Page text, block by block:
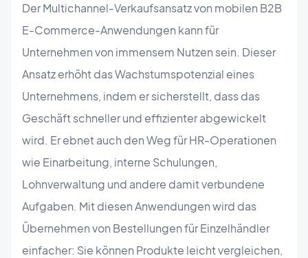
Der Multichannel-Verkaufsansatz von mobilen B2B
E-Commerce-Anwendungen kann für
Unternehmen von immensem Nutzen sein. Dieser
Ansatz erhöht das Wachstumspotenzial eines
Unternehmens, indem er sicherstellt, dass das
Geschäft schneller und effizienter abgewickelt
wird. Er ebnet auch den Weg für HR-Operationen
wie Einarbeitung, interne Schulungen,
Lohnverwaltung und andere damit verbundene
Aufgaben. Mit diesen Anwendungen wird das
Übernehmen von Bestellungen für Einzelhändler
einfacher: Sie können Produkte leicht vergleichen,